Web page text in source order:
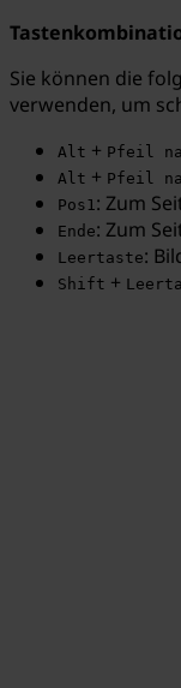
Sie können die
verwenden, um
Alt + Pfeil
Alt + Pfeil
Pos1: Zum
Ende: Zum
Leertaste:
Shift +
Suchbegriff...